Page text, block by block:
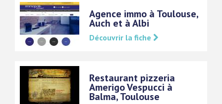
Agence immo à Toulouse,
Auch et à Albi
Découvrir la fiche
Restaurant pizzeria
Amerigo Vespucci à
Balma, Toulouse